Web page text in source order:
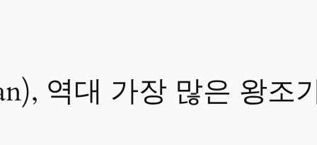
역대 가장 많은 왕조